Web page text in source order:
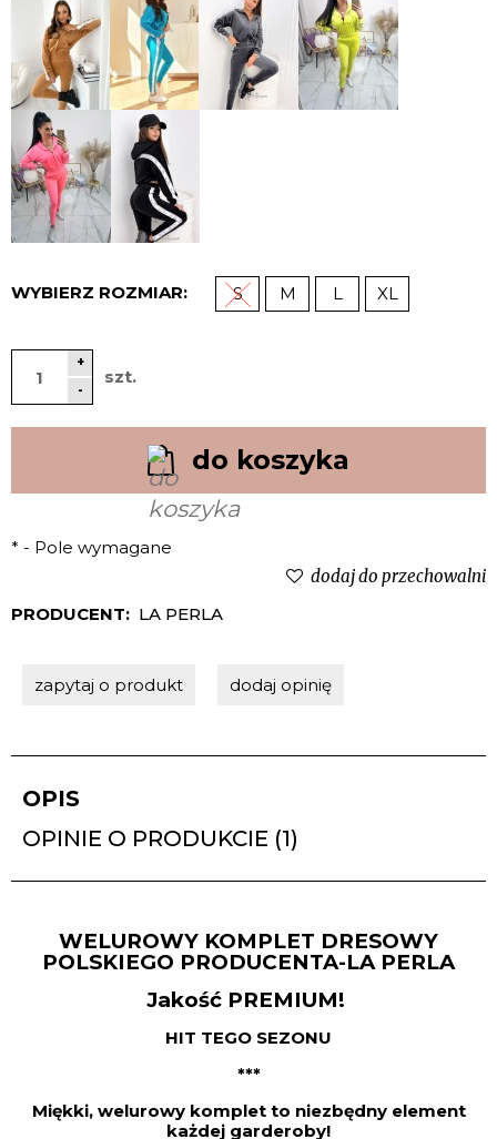
WYBIERZ ROZMIAR: S M L XL
+
-
szt.
do koszyka
* - Pole wymagane
dodaj do przechowalni
PRODUCENT: LA PERLA
zapytaj o produkt dodaj opinię
OPIS
OPINIE O PRODUKCIE (1)
WELUROWY KOMPLET DRESOWY
POLSKIEGO PRODUCENTA-LA PERLA
Jakość PREMIUM!
HIT TEGO SEZONU
***
Miękki, welurowy komplet to niezbędny element
każdej garderoby!